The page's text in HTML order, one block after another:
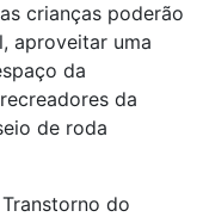
crianças poderão
aproveitar uma
da
da
de roda
do